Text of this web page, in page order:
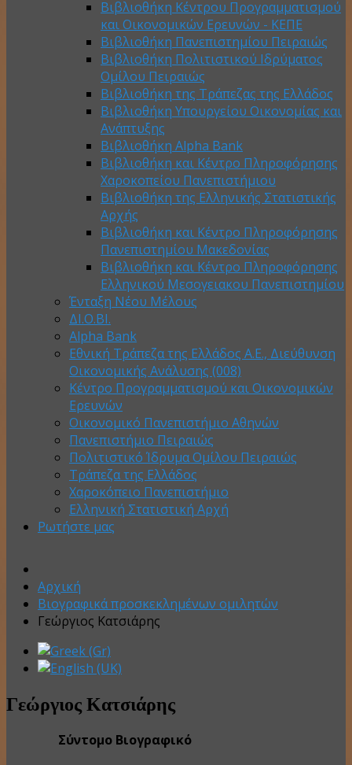
Βιβλιοθήκη Κέντρου Προγραμματισμού
και Οικονομικών Ερευνών - ΚΕΠΕ
Βιβλιοθήκη Πανεπιστημίου Πειραιώς
Βιβλιοθήκη Πολιτιστικού Ιδρύματος
Ομίλου Πειραιώς
Βιβλιοθήκη της Τράπεζας της Ελλάδος
Βιβλιοθήκη Υπουργείου Οικονομίας και
Ανάπτυξης
Βιβλιοθήκη Alpha Bank
Βιβλιοθήκη και Κέντρο Πληροφόρησης
Χαροκοπείου Πανεπιστήμιου
Βιβλιοθήκη της Ελληνικής Στατιστικής
Αρχής
Βιβλιοθήκη και Κέντρο Πληροφόρησης
Πανεπιστημίου Μακεδονίας
Βιβλιοθήκη και Κέντρο Πληροφόρησης
Ελληνικού Μεσογειακου Πανεπιστημίου
Ένταξη Νέου Μέλους
ΔΙ.Ο.ΒΙ.
Alpha Bank
Εθνική Τράπεζα της Ελλάδος Α.Ε., Διεύθυνση
Οικονομικής Ανάλυσης (008)
Κέντρο Προγραμματισμού και Οικονομικών
Ερευνών
Οικονομικό Πανεπιστήμιο Αθηνών
Πανεπιστήμιο Πειραιώς
Πολιτιστικό Ίδρυμα Ομίλου Πειραιώς
Τράπεζα της Ελλάδος
Χαροκόπειο Πανεπιστήμιο
Ελληνική Στατιστική Αρχή
Ρωτήστε μας
Αρχική
Βιογραφικά προσκεκλημένων ομιλητών
Γεώργιος Κατσιάρης
Γεώργιος Κατσιάρης
Σύντομο Βιογραφικό